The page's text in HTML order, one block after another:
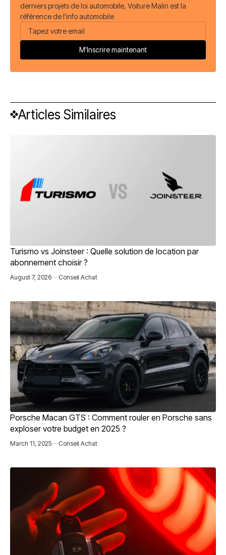
derniers projets de loi automobile, Voiture Malin est la
référence de l'info automobile
Articles Similaires
Turismo vs Joinsteer : Quelle solution de location par
abonnement choisir ?
August 7, 2026 Conseil Achat
Porsche Macan GTS : Comment rouler en Porsche sans
exploser votre budget en 2025 ?
March 11, 2025 Conseil Achat